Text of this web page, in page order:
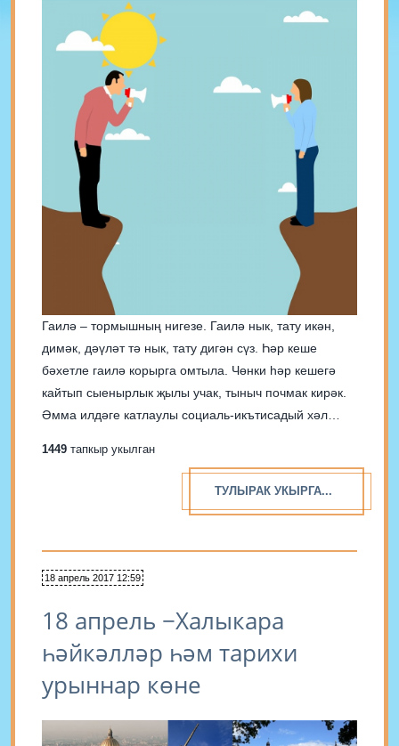
Гаилә – тормышның нигезе. Гаилә нык, тату икән,
димәк, дәүләт тә нык, тату дигән сүз. Һәр кеше
бәхетле гаилә корырга омтыла. Чөнки һәр кешегә
кайтып сыенырлык җылы учак, тыныч почмак кирәк.
Әмма илдәге катлаулы социаль-икътисадый хәл
ыгы-зыгысы тудыра. Бу үзара мөнәсәбәтләрдә, шул
1449 тапкыр укылган
ТУЛЫРАК УКЫРГА...
18 апрель 2017 12:59
18 апрель −Халыкара
һәйкәлләр һәм тарихи
урыннар көне